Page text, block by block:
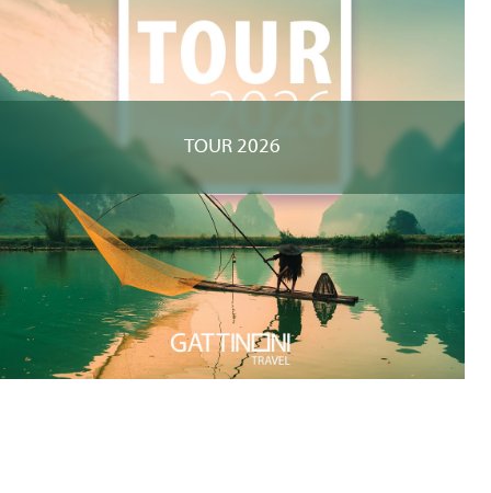
TOUR 2026